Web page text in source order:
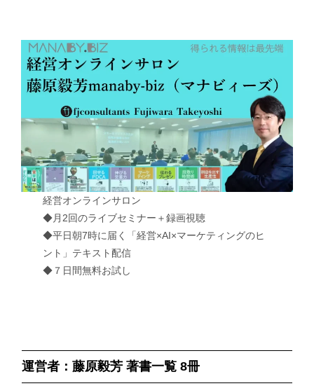
経営オンラインサロン
◆月2回のライブセミナー＋録画視聴
◆平日朝7時に届く「経営×AI×マーケティングのヒ
ント」テキスト配信
◆７日間無料お試し
運営者：藤原毅芳 著書一覧 8冊